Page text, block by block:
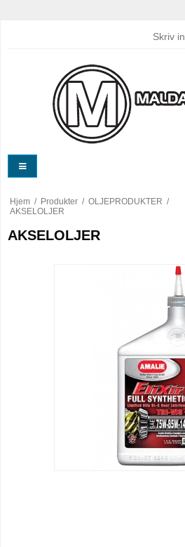
Hjem / Produkter / OLJEPRODUKTER /
AKSELOLJER
AKSELOLJER